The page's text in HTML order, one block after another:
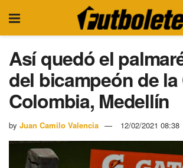
Así quedó el
del bicampeón de
Colombia, Medellín
by Juan Camilo Valencia 12/02/2021 08:38